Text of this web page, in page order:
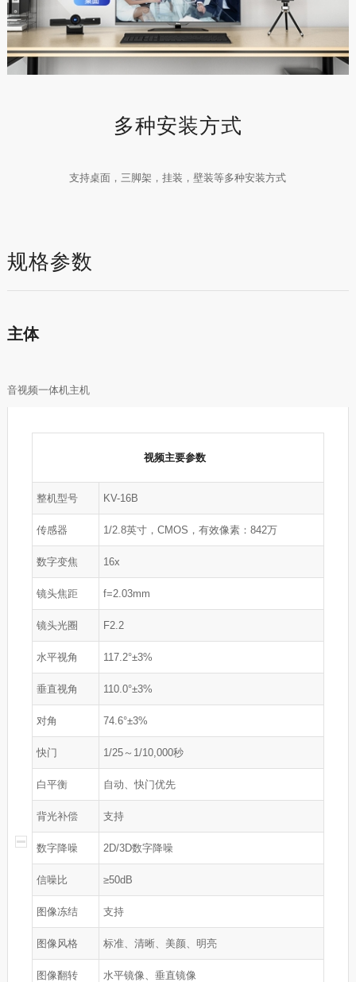
多种安装方式
支持桌面，三脚架，挂装，壁装等多种安装方式
规格参数
主体
音视频一体机主机
视频主要参数
整机型号 KV-16B
传感器 1/2.8英寸，CMOS，有效像素：842万
数字变焦 16x
镜头焦距 f=2.03mm
镜头光圈 F2.2
水平视角 117.2°±3%
垂直视角 110.0°±3%
对角 74.6°±3%
快门 1/25～1/10,000秒
白平衡 自动、快门优先
背光补偿 支持
数字降噪 2D/3D数字降噪
信噪比 ≥50dB
图像冻结 支持
图像风格 标准、清晰、美颜、明亮
图像翻转 水平镜像、垂直镜像